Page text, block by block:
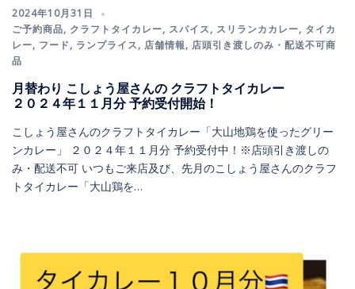
2024年10月31日
ご予約商品, クラフトタイカレー, スパイス, スリランカカレー, タイカ
レー, フード, ランプライス, 店舗情報, 店頭引き渡しのみ・配送不可商
品
月替わり こしょう屋さんの クラフトタイカレー
２０２４年１１月分 予約受付開始！
こしょう屋さんのクラフトタイカレー「大山地鶏を使ったグリー
ンカレー」 ２０２４年１１月分 予約受付中！※店頭引き渡しの
み・配送不可 いつもご来店及び、先月のこしょう屋さんのクラフ
トタイカレー「大山鶏を…